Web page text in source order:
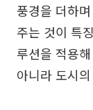
풍경을 더하
주는 것이 특
루션을 적용
아니라 도시